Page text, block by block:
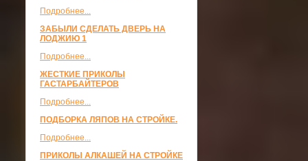
Подробнее...
ЗАБЫЛИ СДЕЛАТЬ ДВЕРЬ НА
ЛОДЖИЮ 1
Подробнее...
ЖЕСТКИЕ ПРИКОЛЫ
ГАСТАРБАЙТЕРОВ
Подробнее...
ПОДБОРКА ЛЯПОВ НА СТРОЙКЕ.
Подробнее...
ПРИКОЛЫ АЛКАШЕЙ НА СТРОЙКЕ